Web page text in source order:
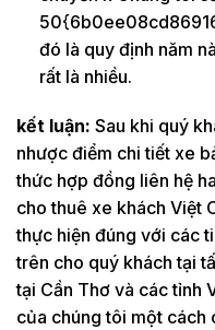
đó là quy định năm
rất là nhiều.
kết luận: Sau khi quý
nhược điểm chi tiết xe
thức hợp đồng liên hệ
cho thuê xe khách Việt
thực hiện đúng với các
trên cho quý khách tại
tại Cần Thơ và các tỉnh
của chúng tôi một cách